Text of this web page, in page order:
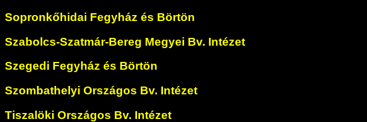
Sopronkőhidai Fegyház és Börtön
Szabolcs-Szatmár-Bereg Megyei Bv. Intézet
Szegedi Fegyház és Börtön
Szombathelyi Országos Bv. Intézet
Tiszalöki Országos Bv. Intézet